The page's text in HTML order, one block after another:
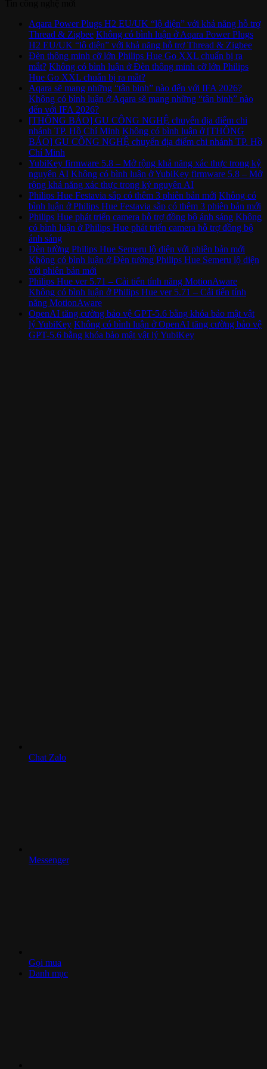
Aqara Power Plugs H2 EU/UK “lộ diện” với khả năng hỗ trợ
Thread & Zigbee Không có bình luận ở Aqara Power Plugs
H2 EU/UK “lộ diện” với khả năng hỗ trợ Thread & Zigbee
Đèn thông minh cỡ lớn Philips Hue Go XXL chuẩn bị ra
mắt? Không có bình luận ở Đèn thông minh cỡ lớn Philips
Hue Go XXL chuẩn bị ra mắt?
Aqara sẽ mang những “tân binh” nào đến với IFA 2026?
Không có bình luận ở Aqara sẽ mang những “tân binh” nào
đến với IFA 2026?
[THÔNG BÁO] GU CÔNG NGHỆ chuyển địa điểm chi
nhánh TP. Hồ Chí Minh Không có bình luận ở [THÔNG
BÁO] GU CÔNG NGHỆ chuyển địa điểm chi nhánh TP. Hồ
Chí Minh
YubiKey firmware 5.8 – Mở rộng khả năng xác thực trong kỷ
nguyên AI Không có bình luận ở YubiKey firmware 5.8 – Mở
rộng khả năng xác thực trong kỷ nguyên AI
Philips Hue Festavia sắp có thêm 3 phiên bản mới Không có
bình luận ở Philips Hue Festavia sắp có thêm 3 phiên bản mới
Philips Hue phát triển camera hỗ trợ đồng bộ ánh sáng Không
có bình luận ở Philips Hue phát triển camera hỗ trợ đồng bộ
ánh sáng
Đèn tường Philips Hue Semeru lộ diện với phiên bản mới
Không có bình luận ở Đèn tường Philips Hue Semeru lộ diện
với phiên bản mới
Philips Hue ver 5.71 – Cải tiến tính năng MotionAware
Không có bình luận ở Philips Hue ver 5.71 – Cải tiến tính
năng MotionAware
OpenAI tăng cường bảo vệ GPT-5.6 bằng khóa bảo mật vật
lý YubiKey Không có bình luận ở OpenAI tăng cường bảo vệ
GPT-5.6 bằng khóa bảo mật vật lý YubiKey
Chat Zalo
Messenger
Gọi mua
Danh mục